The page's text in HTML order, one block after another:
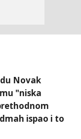
Novak
"niska
ispao i to